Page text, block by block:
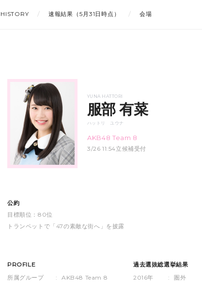
HISTORY 速報結果（5月31日時点） 会場
YUNA HATTORI
服部 有菜
ハットリ ユウナ
AKB48 Team 8
3/26 11:54立候補受付
公約
目標順位：80位
トランペットで「47の素敵な街へ」を披露
PROFILE
所属グループ
:
AKB48 Team 8
過去選抜総選挙結果
2016年
:
圏外